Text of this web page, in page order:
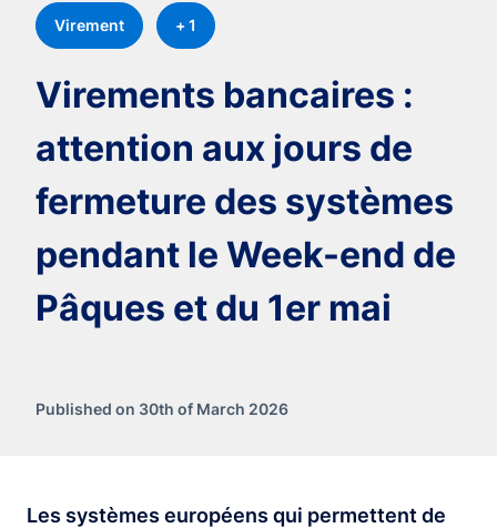
Virement + 1
Virements bancaires :
attention aux jours de
fermeture des systèmes
pendant le Week-end de
Pâques et du 1er mai
Published on 30th of March 2026
Les systèmes européens qui permettent de